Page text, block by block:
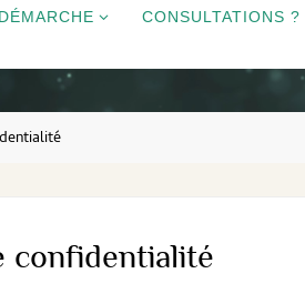
CONSULTATIONS ?
confidentialité